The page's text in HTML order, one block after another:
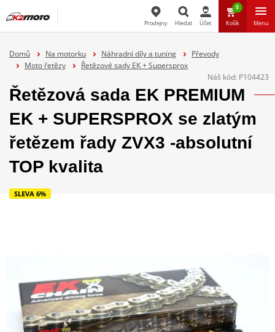
Prodejny Hledat Účet
0
Košík Menu
Domů Na motorku Náhradní díly a tuning
Převody
Moto řetězy
Řetězové sady EK + Supersprox
Náš kód: P104423
Řetězová sada EK PREMIUM
EK + SUPERSPROX se zlatým
řetězem řady ZVX3 -absolutní
TOP kvalita
SLEVA 6%